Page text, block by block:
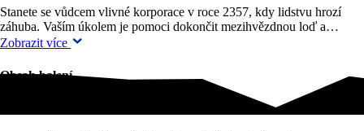
Stanete se vůdcem vlivné korporace v roce 2357, kdy lidstvu hrozí
záhuba. Vaším úkolem je pomoci dokončit mezihvězdnou loď a…
Zobrazit více
Obsah balení